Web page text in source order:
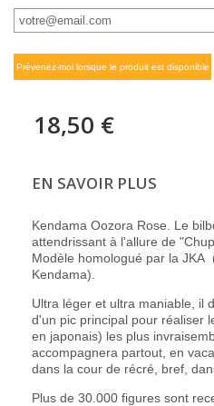
Prévenez-moi lorsque le produit est disponible
18,50 €
EN SAVOIR PLUS
Kendama Oozora Rose. Le
attendrissant à l'allure de
Modèle homologué par la JKA
Kendama).
Ultra léger et ultra maniable, il
d'un pic principal pour réaliser
en japonais) les plus
accompagnera partout, en
dans la cour de récré, bref,
Plus de 30.000 figures sont